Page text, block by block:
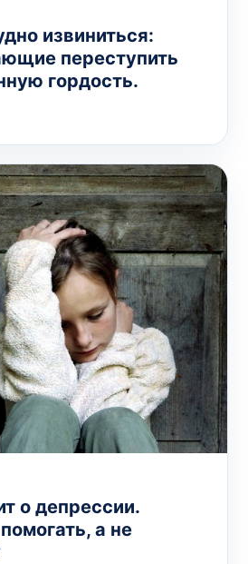
извиниться:
переступить
гордость.
о депрессии.
а не